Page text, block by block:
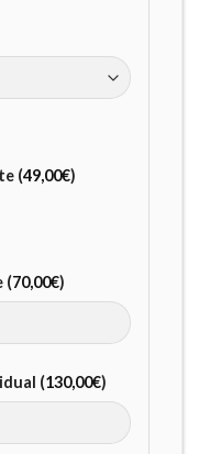
(49,00€)
(70,00€)
(130,00€)